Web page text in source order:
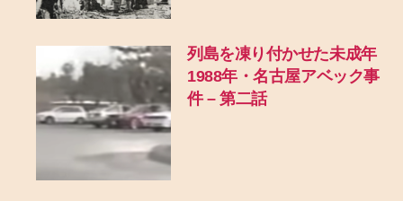
列島を凍り付かせた未成年
1988年・名古屋アベック事
件 – 第二話